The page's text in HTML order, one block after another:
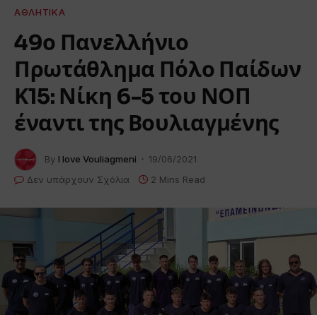
ΑΘΛΗΤΙΚΆ
49ο Πανελλήνιο
Πρωτάθλημα Πόλο Παίδων
Κ15: Νίκη 6-5 του ΝΟΠ
έναντι της Βουλιαγμένης
By I love Vouliagmeni
19/06/2021
Δεν υπάρχουν Σχόλια
2 Mins Read